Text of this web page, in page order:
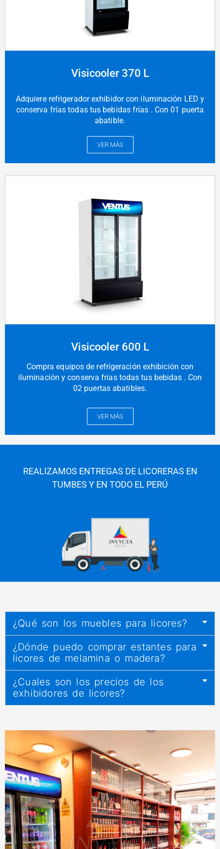
Visicooler 370 L
Adquiere refrigerador exhibidor con iluminación LED y
conserva frías todas tus bebidas frías . Con 01 puerta
abatible.
VER MÁS
Visicooler 600 L
Compra equipos de refrigeración exhibición con
iluminación y conserva frías todas tus bebidas . Con
02 puertas abatibles.
VER MÁS
REALIZAMOS ENTREGAS DE LICORERAS EN
TUMBES Y EN TODO EL PERÚ
¿Qué son los muebles para licores?
¿Dónde puedo comprar estantes para
licores de melamina o madera?
¿Cuales son los precios de los
exhibidores de licores?